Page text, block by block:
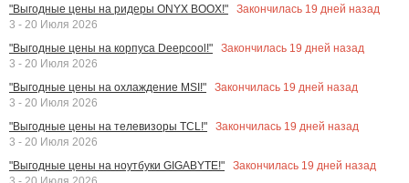
"Выгодные цены на ридеры ONYX BOOX!"
Закончилась 19 дней назад
3 - 20 Июля 2026
"Выгодные цены на корпуса Deepcool!"
Закончилась 19 дней назад
3 - 20 Июля 2026
"Выгодные цены на охлаждение MSI!"
Закончилась 19 дней назад
3 - 20 Июля 2026
"Выгодные цены на телевизоры TCL!"
Закончилась 19 дней назад
3 - 20 Июля 2026
"Выгодные цены на ноутбуки GIGABYTE!"
Закончилась 19 дней назад